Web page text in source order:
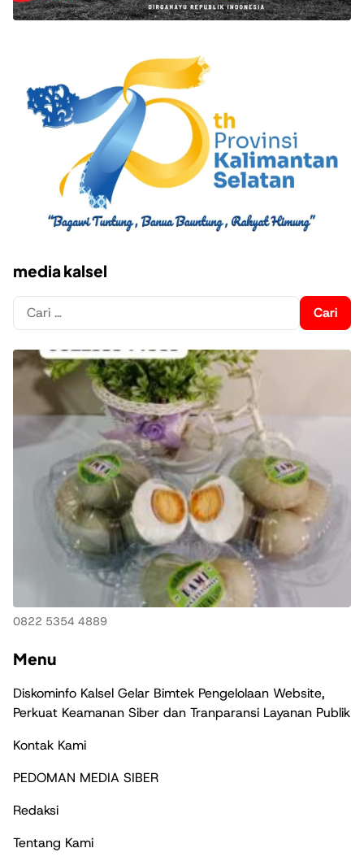
media kalsel
Cari
untuk:
0822 5354 4889
Menu
Diskominfo Kalsel Gelar Bimtek Pengelolaan Website,
Perkuat Keamanan Siber dan Tranparansi Layanan Publik
Kontak Kami
PEDOMAN MEDIA SIBER
Redaksi
Tentang Kami